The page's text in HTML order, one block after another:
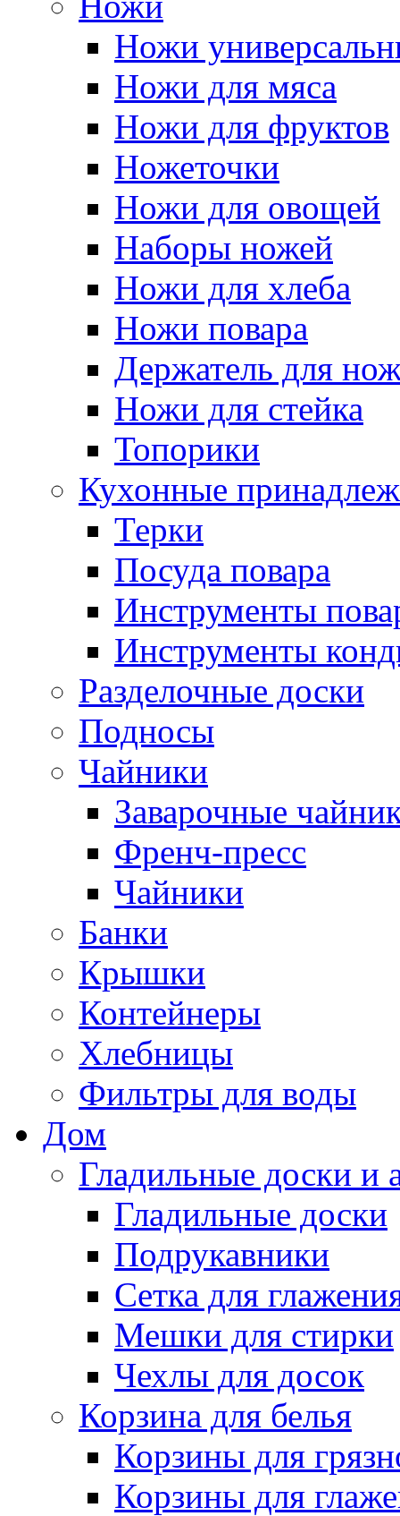
Ножи
Ножи для мяса
Ножи для фруктов
Ножеточки
Ножи для овощей
Наборы ножей
Ножи для хлеба
Ножи повара
Держатель для
Ножи для стейка
Топорики
Кухонные
Терки
Посуда повара
Инструменты
Инструменты
Разделочные доски
Подносы
Чайники
Заварочные
Френч-пресс
Чайники
Банки
Крышки
Контейнеры
Хлебницы
Фильтры для воды
Дом
Гладильные доски и
Гладильные доски
Подрукавники
Сетка для
Мешки для стирки
Чехлы для досок
Корзина для белья
Корзины для
Корзины для